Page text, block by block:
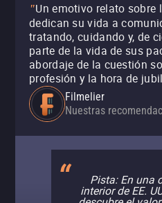
"Un emotivo relato sobre
dedican su vida a
tratando, cuidando y, de
parte de la vida de sus
abordaje de la cuestión
profesión y la hora de
Filmelier
Nuestras
Pista: En una
interior de EE.